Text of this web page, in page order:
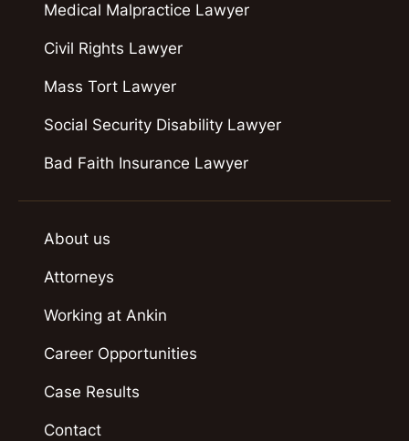
Medical Malpractice Lawyer
Civil Rights Lawyer
Mass Tort Lawyer
Social Security Disability Lawyer
Bad Faith Insurance Lawyer
About us
Attorneys
Working at Ankin
Career Opportunities
Case Results
Contact